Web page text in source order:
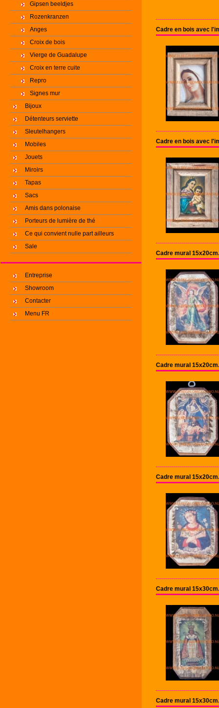
Gipsen beeldjes
Rozenkranzen
Anges
Croix de bois
Vierge de Guadalupe
Croix en terre cuite
Repro
Signes mur
Bijoux
Détenteurs serviette
Sleutelhangers
Mobiles
Jouets
Miroirs
Tapas
Sacs
Amis dans polonaise
Porteurs de lumière de thé
Ce qui convient nulle part ailleurs
Sale
Entreprise
Showroom
Contacter
Menu FR
Cadre en bois avec
Cadre en bois avec
Cadre mural 15x20cm.
Cadre mural 15x20cm.
Cadre mural 15x20cm.
Cadre mural 15x30cm.
Cadre mural 15x30cm.